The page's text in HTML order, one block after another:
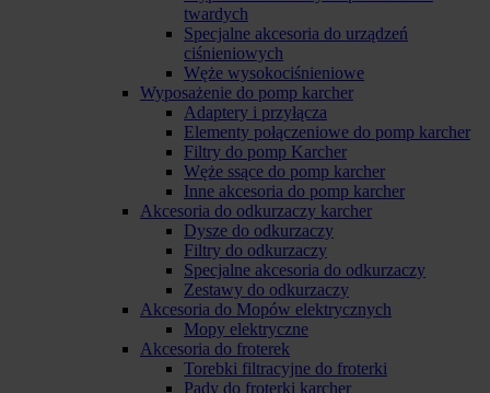
twardych
Specjalne akcesoria do urządzeń
ciśnieniowych
Węże wysokociśnieniowe
Wyposażenie do pomp karcher
Adaptery i przyłącza
Elementy połączeniowe do pomp karcher
Filtry do pomp Karcher
Węże ssące do pomp karcher
Inne akcesoria do pomp karcher
Akcesoria do odkurzaczy karcher
Dysze do odkurzaczy
Filtry do odkurzaczy
Specjalne akcesoria do odkurzaczy
Zestawy do odkurzaczy
Akcesoria do Mopów elektrycznych
Mopy elektryczne
Akcesoria do froterek
Torebki filtracyjne do froterki
Pady do froterki karcher